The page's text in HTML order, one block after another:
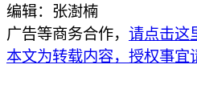
编辑：张澍楠
广告等商务合作， 请点击这
本文为转载内容，授权事宜